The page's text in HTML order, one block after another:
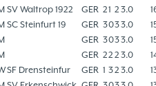
SV Waltrop 1922 GER 21 2 3.0
SC Steinfurt 19 GER 3033.0
GER 3033.0
GER 22 2 3.0
SF Drensteinfur GER 1 32 3.0